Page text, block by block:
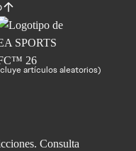
artículos aleatorios)
Consulta